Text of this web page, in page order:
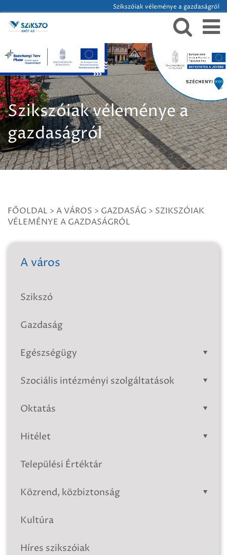
Szikszóiak véleménye a gazdaságról
Szikszóiak véleménye a
gazdaságról
FŐOLDAL > A VÁROS > GAZDASÁG > SZIKSZÓIAK
VÉLEMÉNYE A GAZDASÁGRÓL
A város
Szikszó
Gazdaság
Egészségügy
Szociális intézményi szolgáltatások
Oktatás
Hitélet
Települési Értéktár
Közrend, közbiztonság
Kultúra
Híres szikszóiak